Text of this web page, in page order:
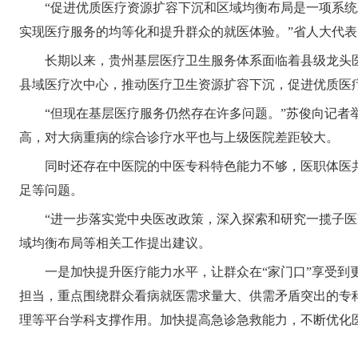
“促进优质医疗资源扩容下沉和区域均衡布局是一项系
实现医疗服务的均等化和提升群众的就医体验。”省人大代
长期以来，贵州基层医疗卫生服务体系面临着县级龙
县域医疗次中心，推动医疗卫生资源扩容下沉，促进优质
“但现在基层医疗服务仍然存在许多问题。”苏俊向记
高，对大病重病的综合诊疗水平也与上级医院差距较大。
同时还存在中医院的中医专科特色能力不够，医职体
足等问题。
“进一步落实党中央医改政策，深入探索和研究一揽子
域均衡布局等相关工作提出建议。
一是加快提升医疗能力水平，让群众在“家门口”享受
担当，重点围绕群众看病就医需求量大、供需矛盾突出的
理等平台学科支撑作用。加快提高急诊急救能力，不断优化